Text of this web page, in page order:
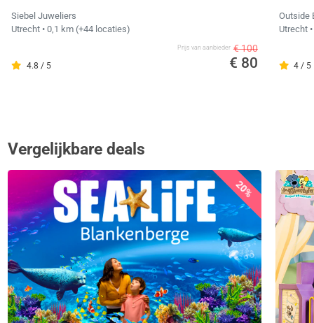
Siebel Juweliers
Utrecht • 0,1 km (+44 locaties)
4.8 / 5
Prijs van aanbieder € 100
€ 80
Outside
Utrecht
4 / 5
Vergelijkbare deals
20%